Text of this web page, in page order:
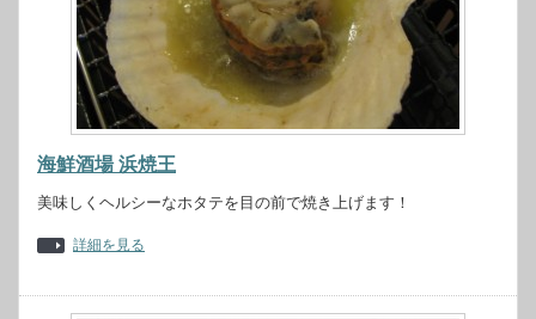
海鮮酒場 浜焼王
美味しくヘルシーなホタテを目の前で焼き上げます！
詳細を見る